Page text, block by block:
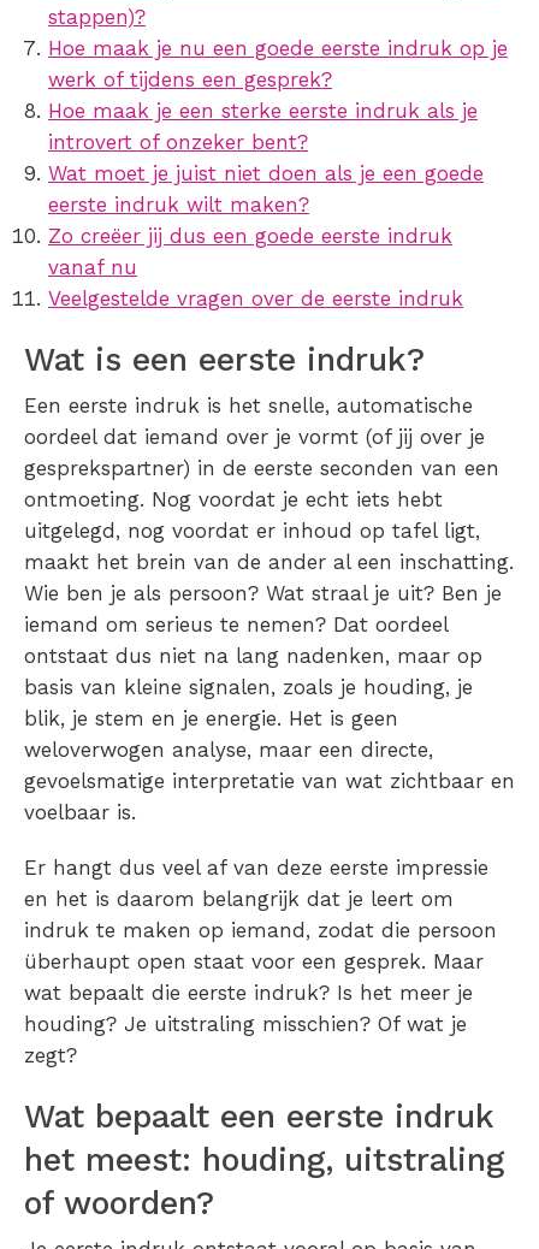
stappen)?
Hoe maak je nu een goede eerste indruk op je
werk of tijdens een gesprek?
Hoe maak je een sterke eerste indruk als je
introvert of onzeker bent?
Wat moet je juist niet doen als je een goede
eerste indruk wilt maken?
Zo creëer jij dus een goede eerste indruk
vanaf nu
Veelgestelde vragen over de eerste indruk
Wat is een eerste indruk?
Een eerste indruk is het snelle, automatische
oordeel dat iemand over je vormt (of jij over je
gesprekspartner) in de eerste seconden van een
ontmoeting. Nog voordat je echt iets hebt
uitgelegd, nog voordat er inhoud op tafel ligt,
maakt het brein van de ander al een inschatting.
Wie ben je als persoon? Wat straal je uit? Ben je
iemand om serieus te nemen? Dat oordeel
ontstaat dus niet na lang nadenken, maar op
basis van kleine signalen, zoals je houding, je
blik, je stem en je energie. Het is geen
weloverwogen analyse, maar een directe,
gevoelsmatige interpretatie van wat zichtbaar en
voelbaar is.
Er hangt dus veel af van deze eerste impressie
en het is daarom belangrijk dat je leert om
indruk te maken op iemand, zodat die persoon
überhaupt open staat voor een gesprek. Maar
wat bepaalt die eerste indruk? Is het meer je
houding? Je uitstraling misschien? Of wat je
zegt?
Wat bepaalt een eerste indruk
het meest: houding, uitstraling
of woorden?